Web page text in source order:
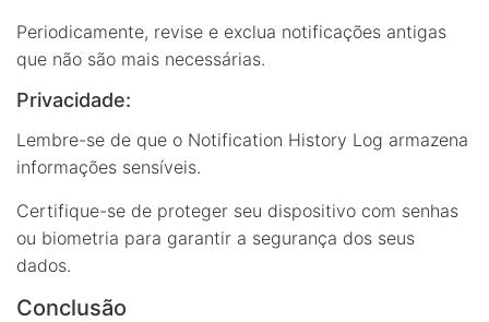
Periodicamente, revise e exclua notificações antigas
que não são mais necessárias.
Privacidade:
Lembre-se de que o Notification History Log armazena
informações sensíveis.
Certifique-se de proteger seu dispositivo com senhas
ou biometria para garantir a segurança dos seus
dados.
Conclusão